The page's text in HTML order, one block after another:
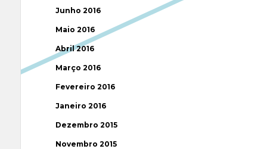
Junho 2016
Maio 2016
Abril 2016
Março 2016
Fevereiro 2016
Janeiro 2016
Dezembro 2015
Novembro 2015